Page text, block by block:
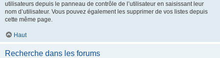
utilisateurs depuis le panneau de contrôle de l’utilisateur en saisissant leur
nom d’utilisateur. Vous pouvez également les supprimer de vos listes depuis
cette même page.
Haut
Recherche dans les forums